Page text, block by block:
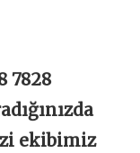
7828
ekibimiz